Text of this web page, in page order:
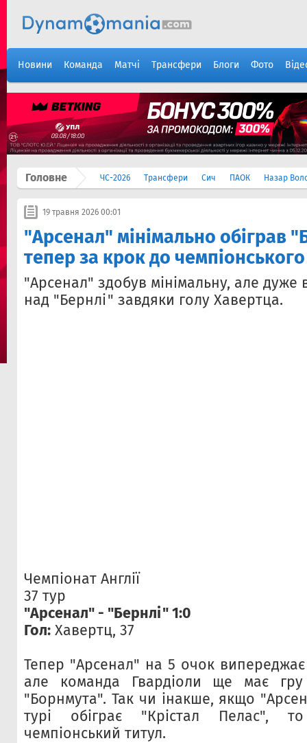
Новини Команда Матчі Трансфери Блоги Фото
Головне ЧС-2026 Трансфери Сич ПАОК Назар
19 травня 2026 00:01
"Арсенал" мінімально обіграв
тепер за крок до
"Арсенал" здобув мінімальну, але
над "Бернлі" завдяки голу Хавертца.
Чемпіонат Англії
37 тур
"Арсенал" - "Бернлі" 1:0
Гол: Хавертц, 37
Тепер "Арсенал" на 5 очок випереджає
але команда Гвардіоли ще має
"Борнмута". Так чи інакше, якщо
турі обіграє "Крістал Пелас",
чемпіонський титул.